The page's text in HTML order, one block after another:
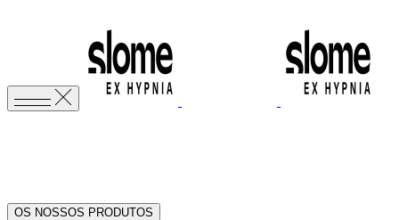
OS NOSSOS PRODUTOS